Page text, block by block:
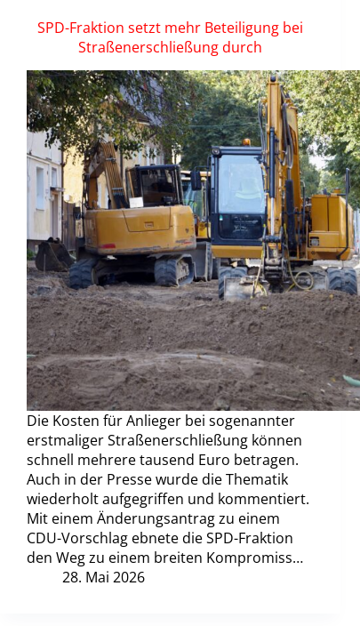
SPD-Fraktion setzt mehr Beteiligung bei
Straßenerschließung durch
Die Kosten für Anlieger bei sogenannter
erstmaliger Straßenerschließung können
schnell mehrere tausend Euro betragen.
Auch in der Presse wurde die Thematik
wiederholt aufgegriffen und kommentiert.
Mit einem Änderungsantrag zu einem
CDU-Vorschlag ebnete die SPD-Fraktion
den Weg zu einem breiten Kompromiss…
28. Mai 2026